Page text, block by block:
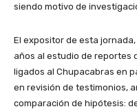
siendo motivo de
El expositor de esta jornada,
años al estudio de reportes
ligados al Chupacabras en
en revisión de testimonios,
comparación de hipótesis: